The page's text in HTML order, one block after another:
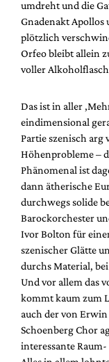
umdreht und die
Gnadenakt Apollos
plötzlich
Orfeo bleibt allein
voller
Das ist in aller
eindimensional
Partie szenisch arg
Höhenprobleme –
Phänomenal ist
dann ätherische
durchwegs solide
Barockorchester
Ivor Bolton für
szenischer Glätte
durchs Material,
Und vor allem das
kommt kaum zum
auch der von
Schoenberg Chor
interessante